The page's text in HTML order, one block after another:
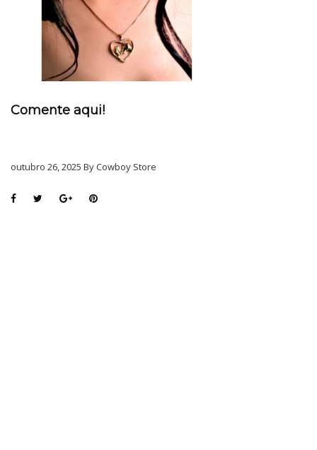
Comente aqui!
outubro 26, 2025 By Cowboy Store